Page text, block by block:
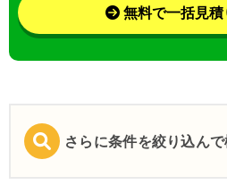
無料で一括見
さらに条件を絞り込ん